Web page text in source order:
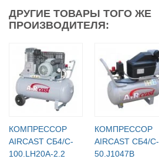
ДРУГИЕ ТОВАРЫ ТОГО ЖЕ
ПРОИЗВОДИТЕЛЯ:
КОМПРЕССОР
AIRCAST CБ4/C-
100.LH20A-2.2
КОМПРЕССОР
AIRCAST CБ4/C-
50.J1047B